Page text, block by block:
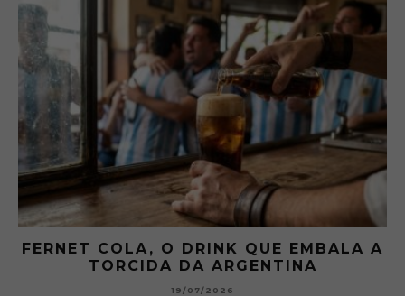
FERNET COLA, O DRINK QUE EMBALA A
TORCIDA DA ARGENTINA
19/07/2026